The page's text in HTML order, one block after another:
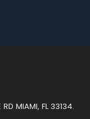
MIAMI, FL 33134.